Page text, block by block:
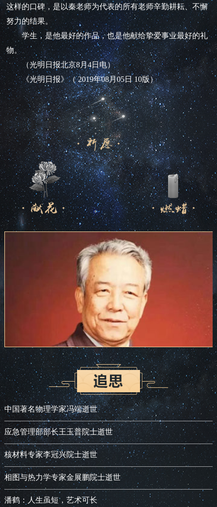
这样的口碑，是以秦老师为代表的所有老师辛勤耕耘、不懈
努力的结果。
学生，是他最好的作品，也是他献给挚爱事业最好的礼
物。
（光明日报北京8月4日电）
《光明日报》（ 2019年08月05日 10版）
中国著名物理学家冯端逝世
应急管理部部长王玉普院士逝世
核材料专家李冠兴院士逝世
相图与热力学专家金展鹏院士逝世
潘鹤：人生虽短，艺术可长